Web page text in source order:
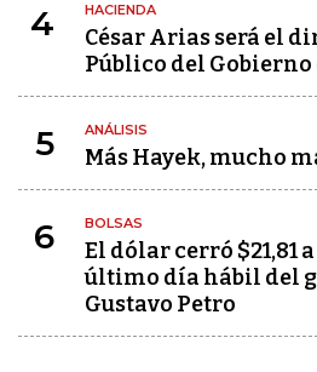
4 HACIENDA
César Arias será el
Público del
5 ANÁLISIS
Más Hayek, mucho
6 BOLSAS
El dólar cerró $21,81
último día hábil del
Gustavo Petro